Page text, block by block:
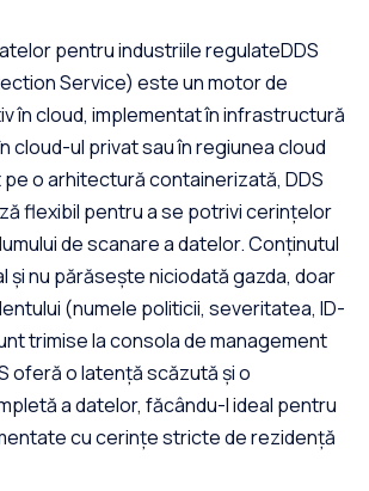
pentru industriile regulateDDS
Service) este un motor de
în cloud, implementat în infrastructură
cloud-ul privat sau în regiunea cloud
o arhitectură containerizată, DDS
flexibil pentru a se potrivi cerințelor
de scanare a datelor. Conținutul
și nu părăsește niciodată gazda, doar
(numele politicii, severitatea, ID-
trimise la consola de management
oferă o latență scăzută și o
a datelor, făcându-l ideal pentru
cu cerințe stricte de rezidență